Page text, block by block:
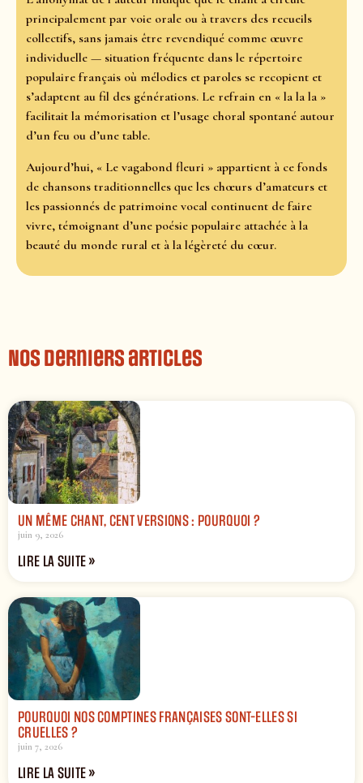
principalement par voie orale ou à travers des recueils
collectifs, sans jamais être revendiqué comme œuvre
individuelle — situation fréquente dans le répertoire
populaire français où mélodies et paroles se recopient et
s’adaptent au fil des générations. Le refrain en « la la la »
facilitait la mémorisation et l’usage choral spontané autour
d’un feu ou d’une table.
Aujourd’hui, « Le vagabond fleuri » appartient à ce fonds
de chansons traditionnelles que les chœurs d’amateurs et
les passionnés de patrimoine vocal continuent de faire
vivre, témoignant d’une poésie populaire attachée à la
beauté du monde rural et à la légèreté du cœur.
Nos derniers articles
UN MÊME CHANT, CENT VERSIONS : POURQUOI ?
juin 9, 2026
LIRE LA SUITE »
POURQUOI NOS COMPTINES FRANÇAISES SONT-ELLES SI
CRUELLES ?
juin 7, 2026
LIRE LA SUITE »